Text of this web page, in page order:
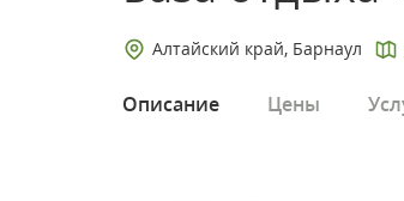
Алтайский край, Барнаул
Описание Цены